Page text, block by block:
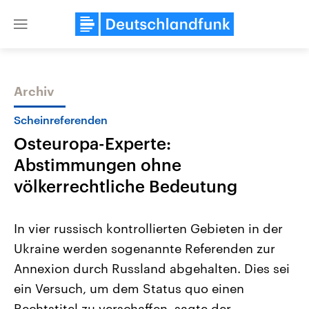
Close
Themen
2026
Alle Informationen
Sachsen-Anhalt wählt am 6.
September 2026 einen neuen
Landtag. Seit 2021 wird das
Bundesland von einer Koalition aus
Aktuelle Beiträge,
Hintergründe
Wirtschaftlich und
gehören die Vereinigten
den mächtigsten Ländern
mit großem Einfluss auf
Archiv
Scheinreferenden
Osteuropa-Experte:
Abstimmungen ohne
völkerrechtliche Bedeutung
In vier russisch kontrollierten Gebieten in der
Ukraine werden sogenannte Referenden zur
Annexion durch Russland abgehalten. Dies sei
ein Versuch, um dem Status quo einen